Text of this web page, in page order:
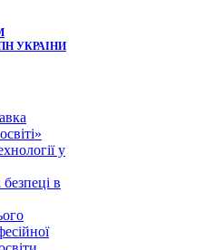
УКРАІНИ
у
безпеці в